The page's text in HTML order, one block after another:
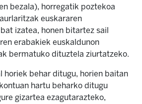
bezala), horregatik poztekoa
euskararen
izatea, honen bitartez sail
erabakiek euskaldunon
bermatuko dituztela ziurtatzeko.
horiek behar ditugu, horien baitan
hartu beharko ditugu
gizartea ezagutarazteko,